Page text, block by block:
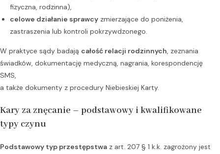
fizyczna, rodzinna),
celowe działanie sprawcy zmierzające do poniżenia,
zastraszenia lub kontroli pokrzywdzonego.
W praktyce sądy badają całość relacji rodzinnych, zeznania
świadków, dokumentację medyczną, nagrania, korespondencję
SMS,
a także dokumenty z procedury Niebieskiej Karty.
Kary za znęcanie – podstawowy i kwalifikowane
typy czynu
Podstawowy typ przestępstwa z art. 207 § 1 k.k. zagrożony jest